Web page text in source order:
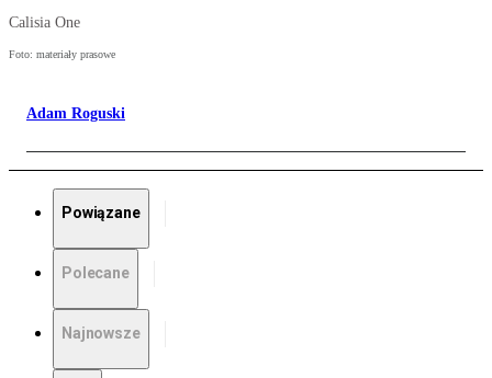
Calisia One
Foto: materiały prasowe
Adam Roguski
Powiązane
Polecane
Najnowsze